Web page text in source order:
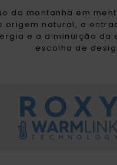
da montanha em
origem natural, a
e a diminuição da
escolha de